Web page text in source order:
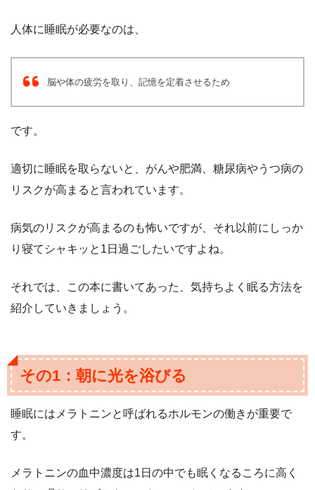
人体に睡眠が必要なのは、
脳や体の疲労を取り、記憶を定着させるため
です。
適切に睡眠を取らないと、がんや肥満、糖尿病やうつ病の
リスクが高まると言われています。
病気のリスクが高まるのも怖いですが、それ以前にしっか
り寝てシャキッと1日過ごしたいですよね。
それでは、この本に書いてあった、気持ちよく眠る方法を
紹介していきましょう。
その1：朝に光を浴びる
睡眠にはメラトニンと呼ばれるホルモンの働きが重要で
す。
メラトニンの血中濃度は1日の中でも眠くなるころに高く